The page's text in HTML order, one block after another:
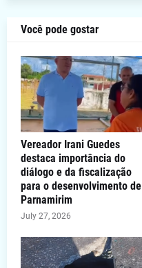
Você pode gostar
Vereador Irani Guedes
destaca importância do
diálogo e da fiscalização
para o desenvolvimento de
Parnamirim
July 27, 2026